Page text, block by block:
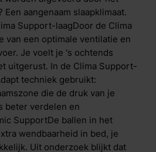
druk op uitstekende
en heupen. Daardoor
en worden zenuwen
insnijdingen per
voor een voortreffelijke
ondersteuning op
hoes/tijk bevat de
en HeiQ Allergen TechTM-
TechTM-technologie is
die blootstelling aan
en huisdieren vermindert,
Een aangenaam slaapklimaat.
Support-laagDoor de Clima
van een optimale ventilatie en
Je voelt je 's ochtends
uitgerust. In de Clima Support-
techniek gebruikt:
die de druk van je
beter verdelen en
SupportDe ballen in het
wendbaarheid in bed, je
Uit onderzoek blijkt dat